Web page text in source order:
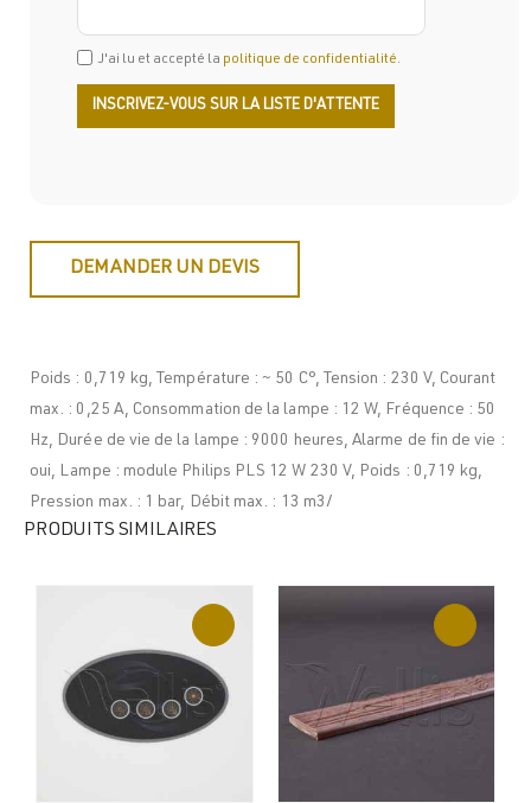
J'ai lu et accepté la politique de confidentialité.
DEMANDER UN DEVIS
Poids : 0,719 kg, Température : ~ 50 C°, Tension : 230 V, Courant
max. : 0,25 A, Consommation de la lampe : 12 W, Fréquence : 50
Hz, Durée de vie de la lampe : 9000 heures, Alarme de fin de vie :
oui, Lampe : module Philips PLS 12 W 230 V, Poids : 0,719 kg,
Pression max. : 1 bar, Débit max. : 13 m3/
PRODUITS SIMILAIRES